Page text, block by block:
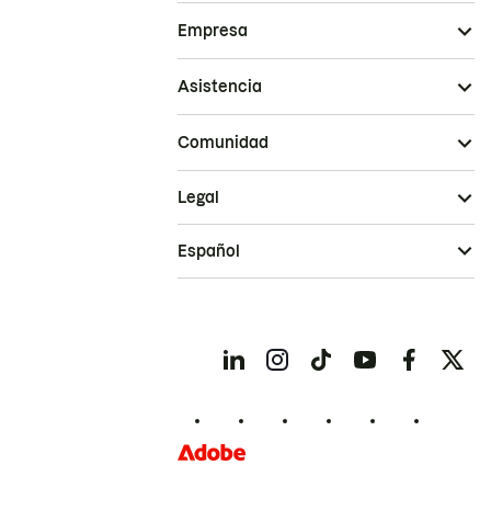
Empresa
Asistencia
Comunidad
Legal
Español